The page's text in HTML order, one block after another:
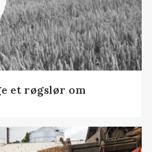
et røgslør om